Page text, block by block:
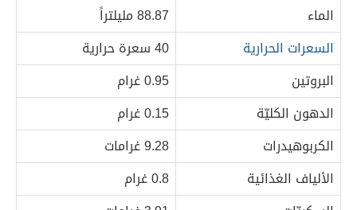
الماء
88.87 مليلتراً
السعرات الحرارية
40 سعرة حرارية
البروتين
0.95 غرام
الدهون الكليّة
0.15 غرام
الكربوهيدرات
9.28 غرامات
الألياف الغذائية
0.8 غرام